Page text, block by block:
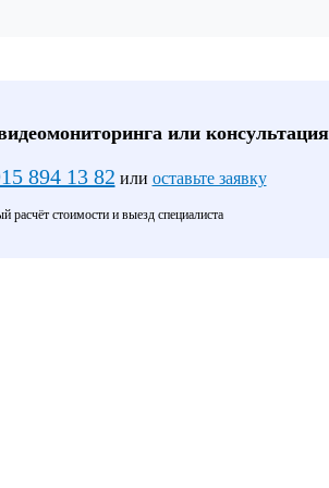
или
894 13 82 или оставьте заявку
расчёт стоимости и выезд специалиста